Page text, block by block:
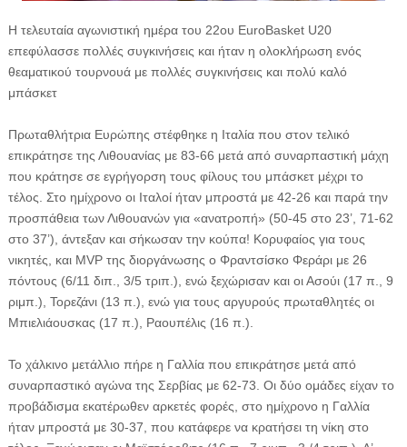
Η τελευταία αγωνιστική ημέρα του 22ου EuroBasket U20
επεφύλασσε πολλές συγκινήσεις και ήταν η ολοκλήρωση ενός
θεαματικού τουρνουά με πολλές συγκινήσεις και πολύ καλό
μπάσκετ
Πρωταθλήτρια Ευρώπης στέφθηκε η Ιταλία που στον τελικό
επικράτησε της Λιθουανίας με 83-66 μετά από συναρπαστική μάχη
που κράτησε σε εγρήγορση τους φίλους του μπάσκετ μέχρι το
τέλος. Στο ημίχρονο οι Ιταλοί ήταν μπροστά με 42-26 και παρά την
προσπάθεια των Λιθουανών για «ανατροπή» (50-45 στο 23’, 71-62
στο 37’), άντεξαν και σήκωσαν την κούπα! Κορυφαίος για τους
νικητές, και MVP της διοργάνωσης ο Φραντσίσκο Φεράρι με 26
πόντους (6/11 διπ., 3/5 τριπ.), ενώ ξεχώρισαν και οι Ασούι (17 π., 9
ριμπ.), Τορεζάνι (13 π.), ενώ για τους αργυρούς πρωταθλητές οι
Μπιελιάουσκας (17 π.), Ραουπέλις (16 π.).
Το χάλκινο μετάλλιο πήρε η Γαλλία που επικράτησε μετά από
συναρπαστικό αγώνα της Σερβίας με 62-73. Οι δύο ομάδες είχαν το
προβάδισμα εκατέρωθεν αρκετές φορές, στο ημίχρονο η Γαλλία
ήταν μπροστά με 30-37, που κατάφερε να κρατήσει τη νίκη στο